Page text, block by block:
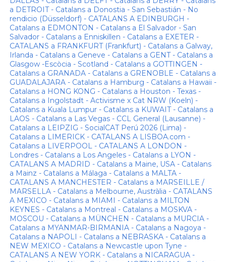
a DETROIT - Catalans a Donostia - San Sebastián - No
rendicio (Düsseldorf) - CATALANS A EDINBURGH -
Catalans a EDMONTON - Catalans a El Salvador - San
Salvador - Catalans a Enniskillen - Catalans a EXETER -
CATALANS a FRANKFURT (Frankfurt) - Catalans a Galway,
Irlanda - Catalans a Geneve - Catalans a GENT - Catalans a
Glasgow -Escòcia - Scotland - Catalans a GOTTINGEN -
Catalans a GRANADA - Catalans a GRENOBLE - Catalans a
GUADALAJARA - Catalans a Hamburg - Catalans a Hawaii -
Catalans a HONG KONG - Catalans a Houston - Texas -
Catalans a Ingolstadt - Activisme x Cat NRW (Koeln) -
Catalans a Kuala Lumpur - Catalans a KUWAIT - Catalans a
LAOS - Catalans a Las Vegas - CCL General (Lausanne) -
Catalans a LEIPZIG - SocialCAT Perú 2026 (Lima) -
Catalans a LIMERICK - CATALANS A LISBOA.com -
Catalans a LIVERPOOL - CATALANS A LONDON -
Londres - Catalans a Los Angeles - Catalans a LYON -
CATALANS A MADRID - Catalans a Maine, USA - Catalans
a Mainz - Catalans a Málaga - Catalans a MALTA -
CATALANS A MANCHESTER - Catalans a MARSEILLE /
MARSELLA - Catalans a Melbourne, Austràlia - CATALANS
A MEXICO - Catalans a MIAMI - Catalans a MILTON
KEYNES - Catalans a Montreal - Catalans a MOSKVA -
MOSCOU - Catalans a MÜNCHEN - Catalans a MURCIA -
Catalans a MYANMAR-BIRMANIA - Catalans a Nagoya -
Catalans a NAPOLI - Catalans a NEBRASKA - Catalans a
NEW MEXICO - Catalans a Newcastle upon Tyne -
CATALANS A NEW YORK - Catalans a NICARAGUA -